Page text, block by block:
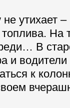
утихает –
На
В
и водители
к